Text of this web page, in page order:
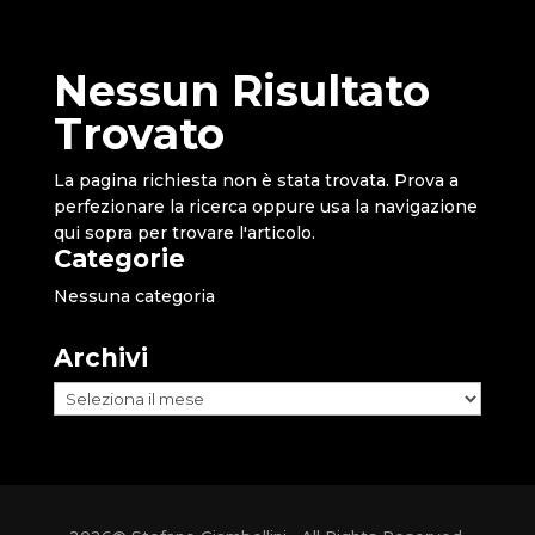
Nessun Risultato
Trovato
La pagina richiesta non è stata trovata. Prova a
perfezionare la ricerca oppure usa la navigazione
qui sopra per trovare l'articolo.
Categorie
Nessuna categoria
Archivi
Archivi